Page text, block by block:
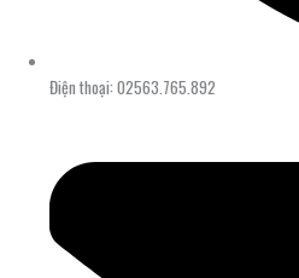
Điện thoại: 02563.765.892